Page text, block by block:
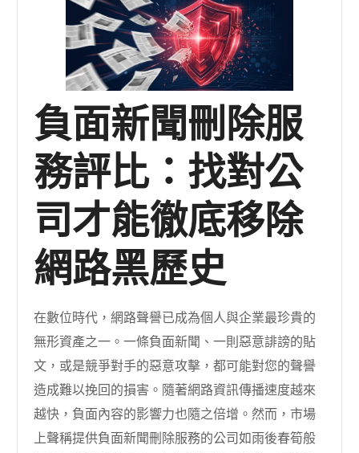
負面新聞刪除服
務評比：找對公
司才能徹底移除
網路黑歷史
在數位時代，網路聲譽已成為個人與企業最珍貴的
無形資產之一。一條負面新聞、一則惡意誹謗的貼
文，或是競爭對手的惡意攻擊，都可能對您的聲譽
造成難以挽回的損害。隨著網路資訊傳播速度越來
越快，負面內容的影響力也隨之倍增。然而，市場
上聲稱提供負面新聞刪除服務的公司如雨後春筍般